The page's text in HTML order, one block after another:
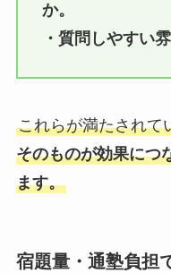
か。
・質問しやすい
これらが満たされて
そのものが効果につ
ます。
宿題量・通塾負担